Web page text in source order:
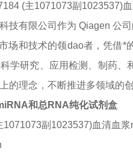
(主1071073副1023537)
技有限公司作为 Qiagen 公
场和技术的领dao者，凭借*
学研究、应用检测、制药
的理念，不断推进多领域的
和总RNA纯化试剂盒
1071073副1023537)血清血